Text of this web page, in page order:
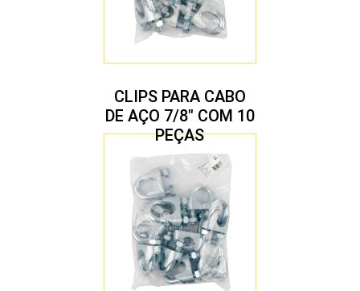
CLIPS PARA CABO
DE AÇO 7/8″ COM 10
PEÇAS